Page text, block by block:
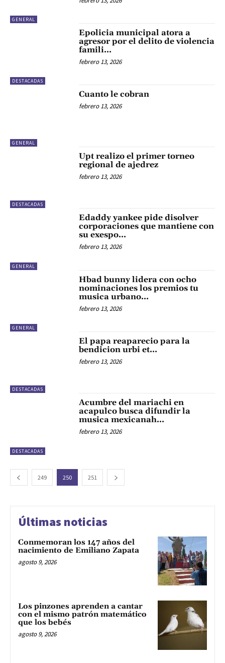
GENERAL
DESTACADAS
Epolicia municipal atora a
agresor por el delito de violencia
famili…
febrero 13, 2026
GENERAL
Cuanto le cobran
febrero 13, 2026
DESTACADAS
Upt realizo el primer torneo
regional de ajedrez
febrero 13, 2026
GENERAL
Edaddy yankee pide disolver
corporaciones que mantiene con
su exespo…
febrero 13, 2026
GENERAL
Hbad bunny lidera con ocho
nominaciones los premios tu
musica urbano…
febrero 13, 2026
DESTACADAS
El papa reaparecio para la
bendicion urbi et…
febrero 13, 2026
DESTACADAS
Acumbre del mariachi en
acapulco busca difundir la
musica mexicanah…
febrero 13, 2026
249 250 251
Últimas noticias
Conmemoran los 147 años del
nacimiento de Emiliano Zapata
agosto 9, 2026
Los pinzones aprenden a cantar
con el mismo patrón matemático
que los bebés
agosto 9, 2026